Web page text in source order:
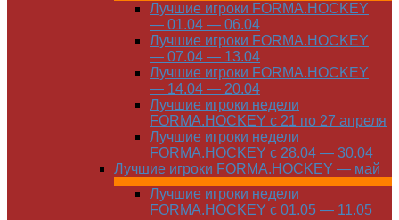
Лучшие игроки FORMA.HOCKEY
— 01.04 — 06.04
Лучшие игроки FORMA.HOCKEY
— 07.04 — 13.04
Лучшие игроки FORMA.HOCKEY
— 14.04 — 20.04
Лучшие игроки недели
FORMA.HOCKEY с 21 по 27 апреля
Лучшие игроки недели
FORMA.HOCKEY с 28.04 — 30.04
Лучшие игроки FORMA.HOCKEY — май
Лучшие игроки недели
FORMA.HOCKEY с 01.05 — 11.05